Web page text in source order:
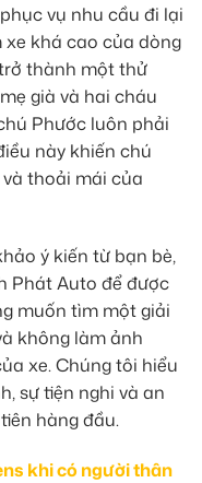
vụ nhu cầu đi lại
khá cao của dòng
thành một thử
già và hai cháu
Phước luôn phải
này khiến chú
thoải mái của
ý kiến từ bạn bè,
Phát Auto để được
muốn tìm một giải
không làm ảnh
xe. Chúng tôi hiểu
sự tiện nghi và an
hàng đầu.
khi có người thân